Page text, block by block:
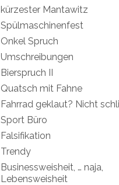
kürzester Mantawitz
Spülmaschinenfest
Onkel Spruch
Umschreibungen
Bierspruch II
Quatsch mit Fahne
Fahrrad geklaut? Nicht
Sport Büro
Falsifikation
Trendy
Businessweisheit, … naja,
Lebensweisheit